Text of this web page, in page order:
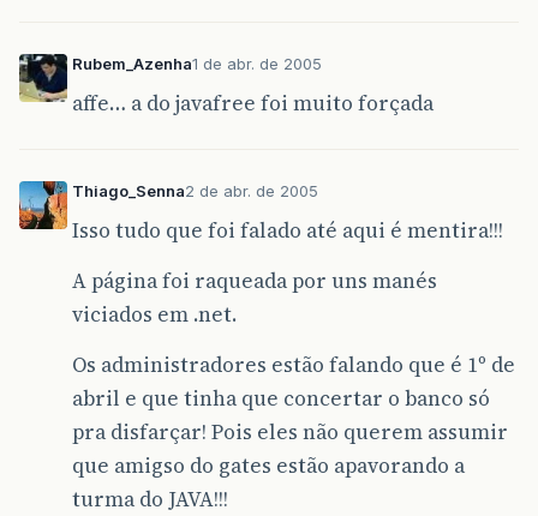
Rubem_Azenha1 de abr. de 2005
affe… a do javafree foi muito forçada
Thiago_Senna2 de abr. de 2005
Isso tudo que foi falado até aqui é mentira!!!
A página foi raqueada por uns manés
viciados em .net.
Os administradores estão falando que é 1º de
abril e que tinha que concertar o banco só
pra disfarçar! Pois eles não querem assumir
que amigso do gates estão apavorando a
turma do JAVA!!!